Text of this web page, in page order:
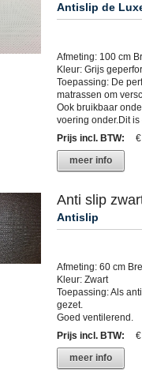
Antislip de
Afmeting: 100 cm
Kleur: Grijs
Toepassing: De
matrassen om
Ook bruikbaar
voering onder.Dit
Prijs incl. BTW:
meer info
Anti slip
Antislip
Afmeting: 60 cm
Kleur: Zwart
Toepassing: Als
gezet.
Goed ventilerend.
Prijs incl. BTW:
meer info